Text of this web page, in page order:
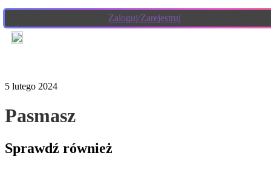
Zaloguj/Zarejestruj
5 lutego 2024
Pasmasz
Sprawdź również